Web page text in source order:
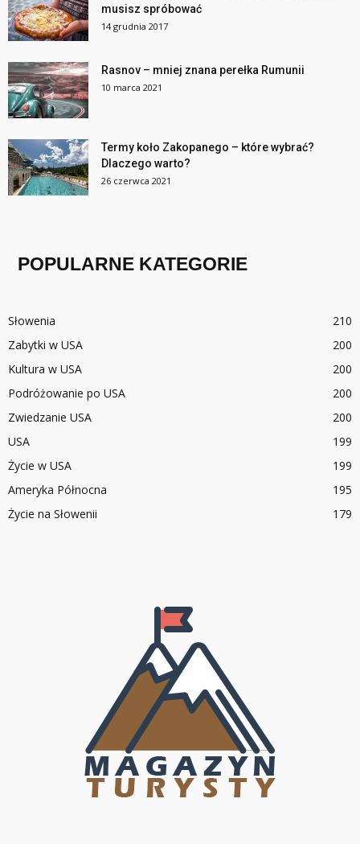
musisz spróbować
14 grudnia 2017
Rasnov – mniej znana perełka Rumunii
10 marca 2021
Termy koło Zakopanego – które wybrać?
Dlaczego warto?
26 czerwca 2021
POPULARNE KATEGORIE
Słowenia
210
Zabytki w USA
200
Kultura w USA
200
Podróżowanie po USA
200
Zwiedzanie USA
200
USA
199
Życie w USA
199
Ameryka Północna
195
Życie na Słowenii
179